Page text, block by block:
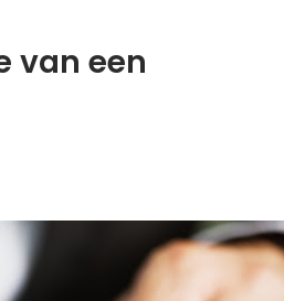
van een